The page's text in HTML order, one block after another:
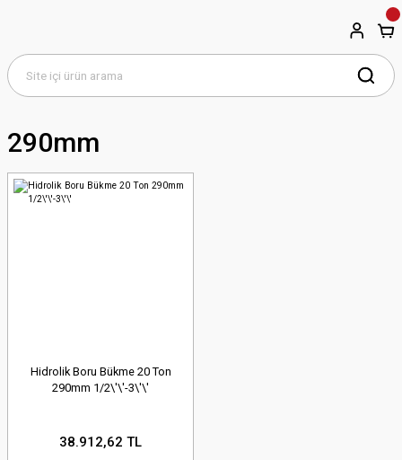
290mm
Hidrolik Boru Bükme 20 Ton
290mm 1/2\'\'-3\'\'
38.912,62 TL